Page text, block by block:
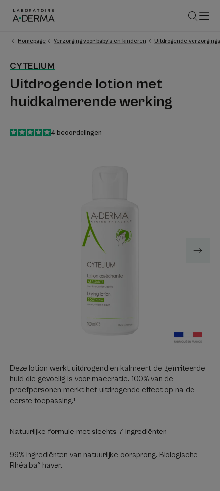
Homepage Verzorging voor baby’s en kinderen Uitdrogende
CYTELIUM
Uitdrogende lotion met
huidkalmerende werking
5
/5
4 beoordelingen
Deze lotion werkt uitdrogend en kalmeert de geïrriteerde
huid die gevoelig is voor maceratie. 100% van de
proefpersonen merkt het uitdrogende effect op na de
eerste toepassing.¹
Natuurlijke formule met slechts 7 ingrediënten
99% ingrediënten van natuurlijke oorsprong. Biologische
Rhéalba® haver.